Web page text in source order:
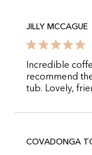
JILLY MCCAGUE
Incredible
recommend
tub. Lovely,
COVADONGA